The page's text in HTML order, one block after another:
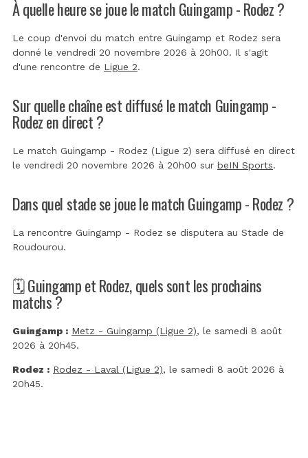
À quelle heure se joue le match Guingamp - Rodez ?
Le coup d'envoi du match entre Guingamp et Rodez sera
donné le vendredi 20 novembre 2026 à 20h00. Il s'agit
d'une rencontre de Ligue 2.
Sur quelle chaîne est diffusé le match Guingamp -
Rodez en direct ?
Le match Guingamp - Rodez (Ligue 2) sera diffusé en direct
le vendredi 20 novembre 2026 à 20h00 sur beIN Sports.
Dans quel stade se joue le match Guingamp - Rodez ?
La rencontre Guingamp - Rodez se disputera au Stade de
Roudourou.
🗓️ Guingamp et Rodez, quels sont les prochains
matchs ?
Guingamp : Metz - Guingamp (Ligue 2), le samedi 8 août
2026 à 20h45.
Rodez : Rodez - Laval (Ligue 2), le samedi 8 août 2026 à
20h45.